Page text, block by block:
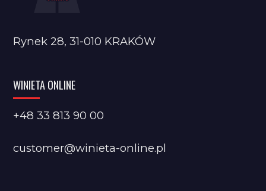
Rynek 28, 31-010 KRAKÓW
WINIETA ONLINE
+48 33 813 90 00
customer@winieta-online.pl